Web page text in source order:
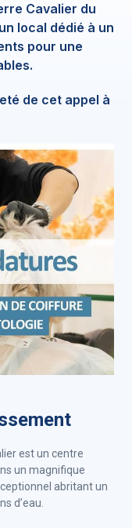
Cavalier du
local dédié à un
pour une
de cet appel à
est un centre
un magnifique
abritant un
d’eau.